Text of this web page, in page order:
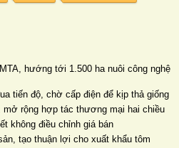
hướng tới 1.500 ha nuôi công nghệ
tiến độ, chờ cấp điện để kịp thả giống
mở rộng hợp tác thương mại hai chiều
không điều chỉnh giá bán
tạo thuận lợi cho xuất khẩu tôm